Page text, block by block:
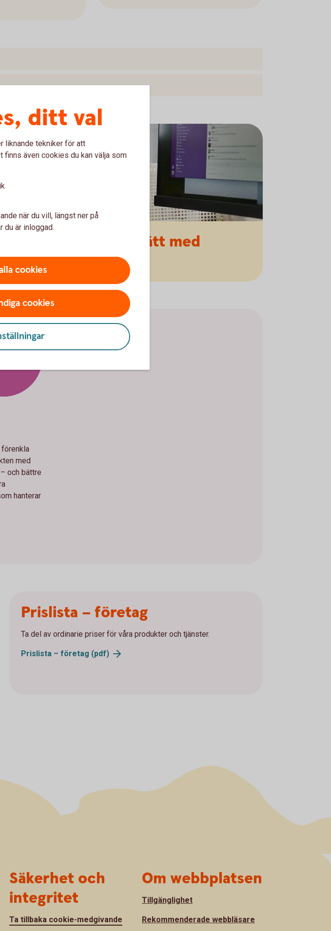
sätt med
med
och bättre
hanterar
Prislista – företag
Ta del av ordinarie priser för våra produkter och tjänster.
Prislista – företag (pdf)
ditt val
liknande tekniker för att
även cookies du kan välja som
när du vill, längst ner på
du är inloggad.
cookies
cookies
Säkerhet och
integritet
Ta tillbaka cookie-medgivande
Om webbplatsen
Tillgänglighet
Rekommenderade webbläsare